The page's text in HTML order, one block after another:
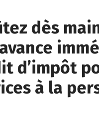
dès
d’impôt
à la